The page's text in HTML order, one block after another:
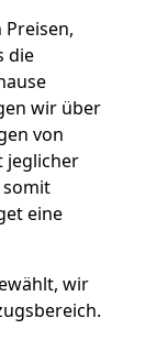
die
wir über
von
jeglicher
eine
wir